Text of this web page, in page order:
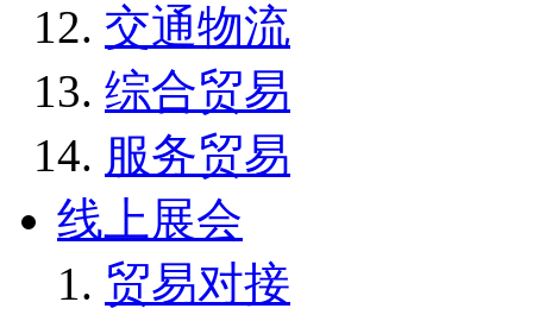
交通物流
综合贸易
服务贸易
线上展会
贸易对接